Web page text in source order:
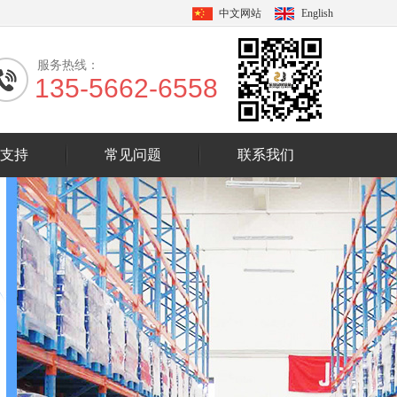
中文网站 English
服务热线：
135-5662-6558
持 常见问题 联系我们